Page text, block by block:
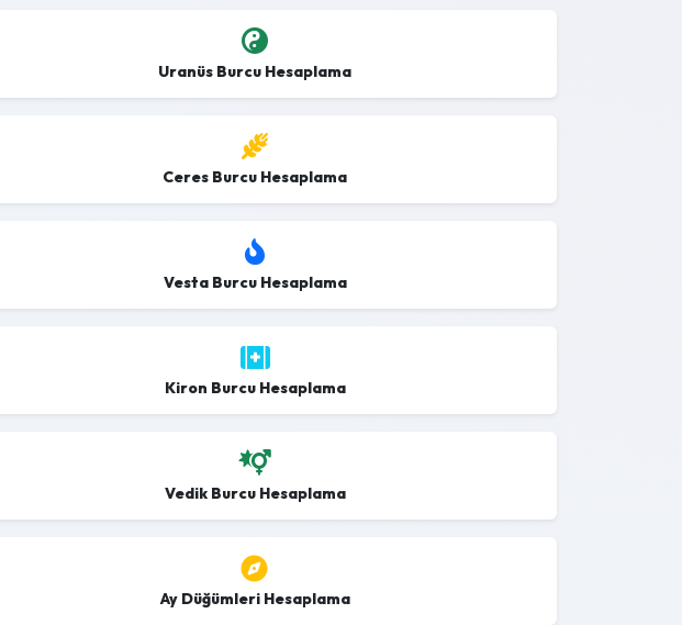
Uranüs Burcu Hesaplama
Ceres Burcu Hesaplama
Vesta Burcu Hesaplama
Kiron Burcu Hesaplama
Vedik Burcu Hesaplama
Ay Düğümleri Hesaplama